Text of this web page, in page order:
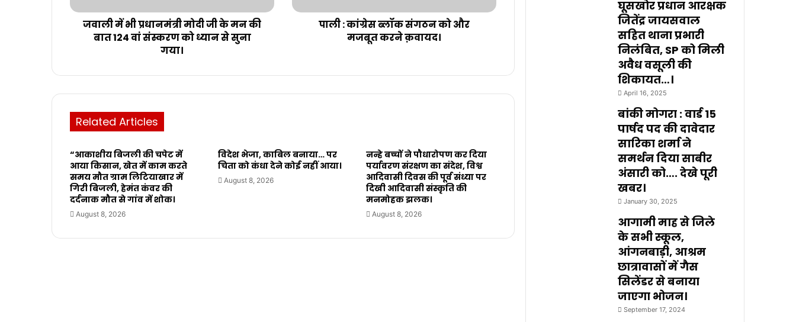
जवाली में भी प्रधानमंत्री मोदी जी के मन की
बात 124 वां संस्करण को ध्यान से सुना
गया।
पाली : कांग्रेस ब्लॉक संगठन को और
मजबूत करने क़वायद।
Related Articles
“आकाशीय बिजली की चपेट में
आया किसान, खेत में काम करते
समय मौत ग्राम लिटियाखार में
गिरी बिजली, हेमंत कंवर की
दर्दनाक मौत से गांव में शोक।
August 8, 2026
विदेश भेजा, काबिल बनाया… पर
चिता को कंधा देने कोई नहीं आया।
August 8, 2026
नन्हे बच्चों ने पौधारोपण कर दिया
पर्यावरण संरक्षण का संदेश, विश्व
आदिवासी दिवस की पूर्व संध्या पर
दिखी आदिवासी संस्कृति की
मनमोहक झलक।
August 8, 2026
घूसखोर प्रधान आरक्षक
जितेंद्र जायसवाल
सहित थाना प्रभारी
निलंबित, SP को मिली
अवैध वसूली की
शिकायत…।
April 16, 2025
बांकी मोगरा : वार्ड 15
पार्षद पद की दावेदार
सारिका शर्मा ने
समर्थन दिया साबीर
अंसारी को…. देखे पूरी
खबर।
January 30, 2025
आगामी माह से जिले
के सभी स्कूल,
आंगनबाड़ी, आश्रम
छात्रावासों में गैस
सिलेंडर से बनाया
जाएगा भोजन।
September 17, 2024